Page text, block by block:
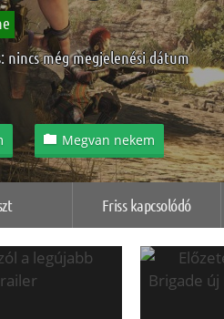
Friss kapcsolódó
nincs még megjelenési dátum
Megvan nekem